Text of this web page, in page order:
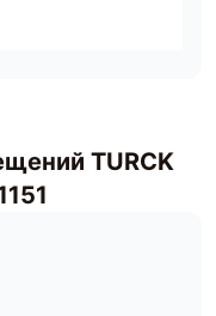
TURCK